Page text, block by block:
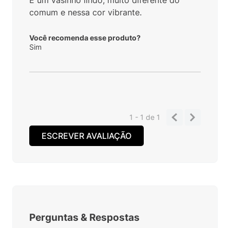
comum e nessa cor vibrante.
Você recomenda esse produto?
Sim
1 - 1de 1
ESCREVER AVALIAÇÃO
Perguntas & Respostas